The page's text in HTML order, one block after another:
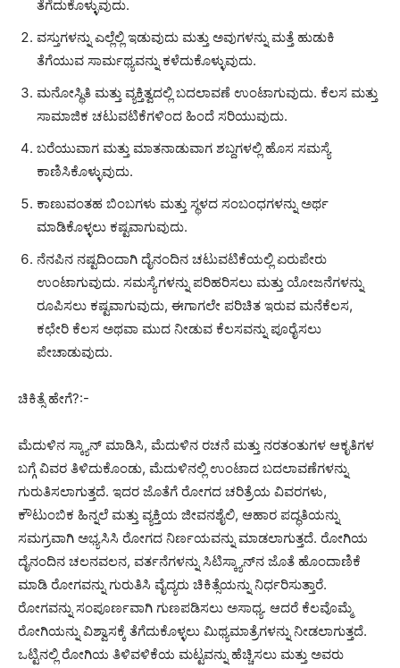
ತೆಗೆದುಕೊಳ್ಳುವುದು.
ವಸ್ತುಗಳನ್ನು ಎಲ್ಲೆಲ್ಲಿ ಇಡುವುದು ಮತ್ತು ಅವುಗಳನ್ನು ಮತ್ತೆ ಹುಡುಕಿ
ತೆಗೆಯುವ ಸಾರ್ಮಥ್ಯವನ್ನು ಕಳೆದುಕೊಳ್ಳುವುದು.
ಮನೋಸ್ಥಿತಿ ಮತ್ತು ವ್ಯಕ್ತಿತ್ವದಲ್ಲಿ ಬದಲಾವಣೆ ಉಂಟಾಗುವುದು. ಕೆಲಸ ಮತ್ತು
ಸಾಮಾಜಿಕ ಚಟುವಟಿಕೆಗಳಿಂದ ಹಿಂದೆ ಸರಿಯುವುದು.
ಬರೆಯುವಾಗ ಮತ್ತು ಮಾತನಾಡುವಾಗ ಶಬ್ದಗಳಲ್ಲಿ ಹೊಸ ಸಮಸ್ಯೆ
ಕಾಣಿಸಿಕೊಳ್ಳುವುದು.
ಕಾಣುವಂತಹ ಬಿಂಬಗಳು ಮತ್ತು ಸ್ಥಳದ ಸಂಬಂಧಗಳನ್ನು ಅರ್ಥ
ಮಾಡಿಕೊಳ್ಳಲು ಕಷ್ಟವಾಗುವುದು.
ನೆನಪಿನ ನಷ್ಟದಿಂದಾಗಿ ದೈನಂದಿನ ಚಟುವಟಿಕೆಯಲ್ಲಿ ಏರುಪೇರು
ಉಂಟಾಗುವುದು. ಸಮಸ್ಯೆಗಳನ್ನು ಪರಿಹರಿಸಲು ಮತ್ತು ಯೋಜನೆಗಳನ್ನು
ರೂಪಿಸಲು ಕಷ್ಟವಾಗುವುದು, ಈಗಾಗಲೇ ಪರಿಚಿತ ಇರುವ ಮನೆಕೆಲಸ,
ಕಛೇರಿ ಕೆಲಸ ಅಥವಾ ಮುದ ನೀಡುವ ಕೆಲಸವನ್ನು ಪೂರೈಸಲು
ಪೇಚಾಡುವುದು.
ಚಿಕಿತ್ಸೆ ಹೇಗೆ?:-
ಮೆದುಳಿನ ಸ್ಕ್ಯಾನ್ ಮಾಡಿಸಿ, ಮೆದುಳಿನ ರಚನೆ ಮತ್ತು ನರತಂತುಗಳ ಆಕೃತಿಗಳ
ಬಗ್ಗೆ ವಿವರ ತಿಳಿದುಕೊಂಡು, ಮೆದುಳಿನಲ್ಲಿ ಉಂಟಾದ ಬದಲಾವಣೆಗಳನ್ನು
ಗುರುತಿಸಲಾಗುತ್ತದೆ. ಇದರ ಜೊತೆಗೆ ರೋಗದ ಚರಿತ್ರೆಯ ವಿವರಗಳು,
ಕೌಟುಂಬಿಕ ಹಿನ್ನಲೆ ಮತ್ತು ವ್ಯಕ್ತಿಯ ಜೀವನಶೈಲಿ, ಆಹಾರ ಪದ್ಧತಿಯನ್ನು
ಸಮಗ್ರವಾಗಿ ಅಭ್ಯಸಿಸಿ ರೋಗದ ನಿರ್ಣಯವನ್ನು ಮಾಡಲಾಗುತ್ತದೆ. ರೋಗಿಯ
ದೈನಂದಿನ ಚಲನವಲನ, ವರ್ತನೆಗಳನ್ನು ಸಿಟಿಸ್ಕ್ಯಾನ್‍ನ ಜೊತೆ ಹೊಂದಾಣಿಕೆ
ಮಾಡಿ ರೋಗವನ್ನು ಗುರುತಿಸಿ ವೈದ್ಯರು ಚಿಕಿತ್ಸೆಯನ್ನು ನಿರ್ಧರಿಸುತ್ತಾರೆ.
ರೋಗವನ್ನು ಸಂಪೂರ್ಣವಾಗಿ ಗುಣಪಡಿಸಲು ಅಸಾಧ್ಯ. ಆದರೆ ಕೆಲವೊಮ್ಮೆ
ರೋಗಿಯನ್ನು ವಿಶ್ವಾಸಕ್ಕೆ ತೆಗೆದುಕೊಳ್ಳಲು ಮಿಥ್ಯಮಾತ್ರೆಗಳನ್ನು ನೀಡಲಾಗುತ್ತದೆ.
ಒಟ್ಟಿನಲ್ಲಿ ರೋಗಿಯ ತಿಳಿವಳಿಕೆಯ ಮಟ್ಟವನ್ನು ಹೆಚ್ಚಿಸಲು ಮತ್ತು ಅವರು